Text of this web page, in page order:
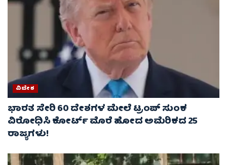
ವಿದೇಶ
ಭಾರತ ಸೇರಿ 60 ದೇಶಗಳ ಮೇಲೆ ಟ್ರಂಪ್ ಸುಂಕ
ವಿರೋಧಿಸಿ ಕೋರ್ಟ್ ಮೊರೆ ಹೋದ ಅಮೆರಿಕದ 25
ರಾಜ್ಯಗಳು!